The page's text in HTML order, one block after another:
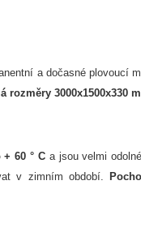
a dočasné plovoucí
rozměry 3000x1500x330
+ 60 ° Ca jsou velmi
v zimním období.